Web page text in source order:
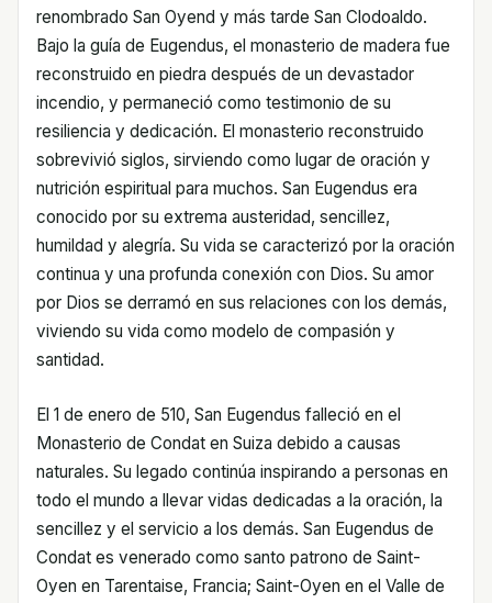
renombrado San Oyend y más tarde San Clodoaldo.
Bajo la guía de Eugendus, el monasterio de madera fue
reconstruido en piedra después de un devastador
incendio, y permaneció como testimonio de su
resiliencia y dedicación. El monasterio reconstruido
sobrevivió siglos, sirviendo como lugar de oración y
nutrición espiritual para muchos. San Eugendus era
conocido por su extrema austeridad, sencillez,
humildad y alegría. Su vida se caracterizó por la oración
continua y una profunda conexión con Dios. Su amor
por Dios se derramó en sus relaciones con los demás,
viviendo su vida como modelo de compasión y
santidad.
El 1 de enero de 510, San Eugendus falleció en el
Monasterio de Condat en Suiza debido a causas
naturales. Su legado continúa inspirando a personas en
todo el mundo a llevar vidas dedicadas a la oración, la
sencillez y el servicio a los demás. San Eugendus de
Condat es venerado como santo patrono de Saint-
Oyen en Tarentaise, Francia; Saint-Oyen en el Valle de